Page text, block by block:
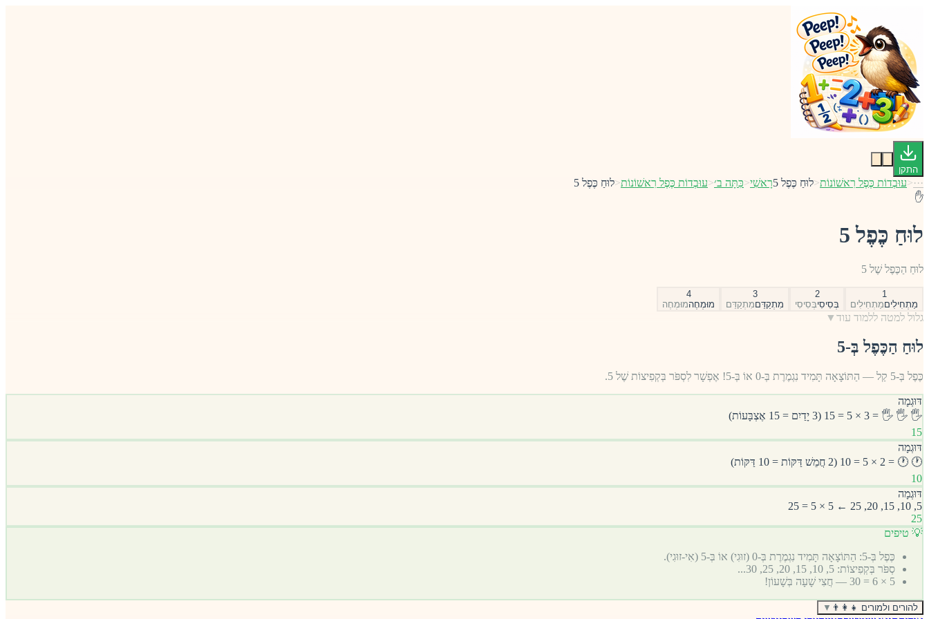
התקן
···
<עוּבְדוֹת כֶּפֶל רִאשׁוֹנוֹת<לוּחַ כֶּפֶל 5 רָאשִׁי<כִּתָּה ב׳<עוּבְדוֹת כֶּפֶל רִאשׁוֹנוֹת<לוּחַ כֶּפֶל 5
✋
לוּחַ כֶּפֶל 5
לוּחַ הַכֶּפֶל שֶׁל 5
1
מַתְחִילִיםמַתְחִילִים
2
בְּסִיסִיבְּסִיסִי
3
מִתְקַדֵּםמִתְקַדֵּם
4
מוּמְחֶהמוּמְחֶה
גלול למטה ללמוד עוד ▼
לוּחַ הַכֶּפֶל בְּ-5
כֶּפֶל בְּ-5 קַל — הַתּוֹצָאָה תָּמִיד נִגְמֶרֶת בְּ-0 אוֹ בְּ-5! אֶפְשָׁר לִסְפֹּר בְּקְפִיצוֹת שֶׁל 5.
דּוּגְמָה
🖐️ 🖐️ 🖐️ = 3 × 5 = 15 (3 יָדַיִם = 15 אֶצְבָּעוֹת)
15
דּוּגְמָה
🕐 🕐 = 2 × 5 = 10 (2 חֲמֵשׁ דַּקּוֹת = 10 דַּקּוֹת)
10
דּוּגְמָה
5, 10, 15, 20, 25 ← 5 × 5 = 25
25
💡 טיפים
כֶּפֶל בְּ-5: הַתּוֹצָאָה תָּמִיד נִגְמֶרֶת בְּ-0 (זוּגִי) אוֹ בְּ-5 (אִי-זוּגִי).
סְפֹּר בְּקְפִיצוֹת: 5, 10, 15, 20, 25, 30...
5 × 6 = 30 — חֲצִי שָׁעָה בְּשָׁעוֹן!
להורים ולמורים 👨‍👩‍👧 ▼